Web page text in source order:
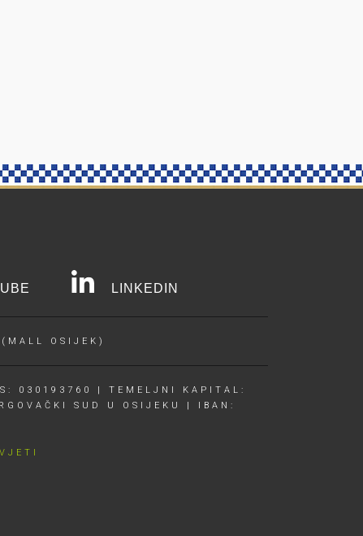
LINKEDIN
OSIJEK)
030193760 | TEMELJNI KAPITAL:
SUD U OSIJEKU | IBAN: